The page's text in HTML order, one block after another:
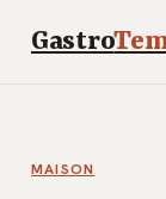
Gastro
MAISON